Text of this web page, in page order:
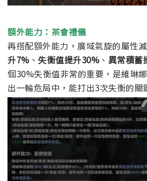
額外能力：茶會禮儀
再搭配額外能力，廣域氣旋的屬性
升7%、 失衡值提升30%、 異常積蓄
個30%失衡值非常的重要，是維琳
出一輪危局中，能打出3次失衡的關